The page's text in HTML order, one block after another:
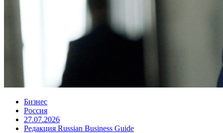
Бизнес
Россия
27.07.2026
Редакция Russian Business Guide